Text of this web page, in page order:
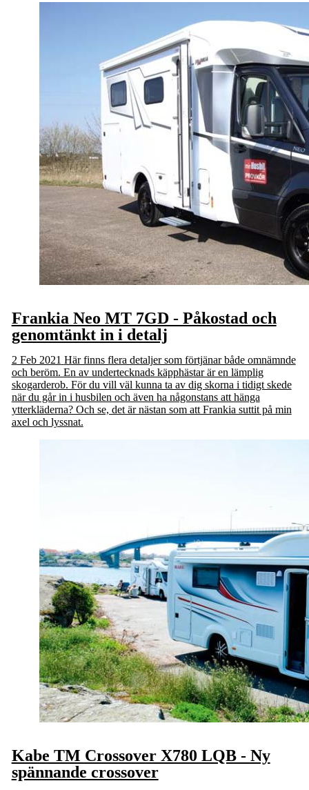
Frankia Neo MT 7GD - Påkostad och
genomtänkt in i detalj
2 Feb 2021 Här finns flera detaljer som förtjänar både omnämnde
och beröm. En av undertecknads käpphästar är en lämplig
skogarderob. För du vill väl kunna ta av dig skorna i tidigt skede
när du går in i husbilen och även ha någonstans att hänga
ytterkläderna? Och se, det är nästan som att Frankia suttit på min
axel och lyssnat.
Kabe TM Crossover X780 LQB - Ny
spännande crossover